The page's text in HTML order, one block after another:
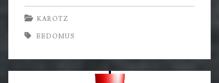
Pâques
n’y
a
KAROTZ
EEDOMUS